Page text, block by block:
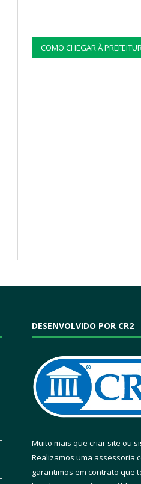
COMO CHEGAR À
DESENVOLVIDO POR CR2
Muito mais que criar site ou
Realizamos uma assessoria
garantimos em contrato que